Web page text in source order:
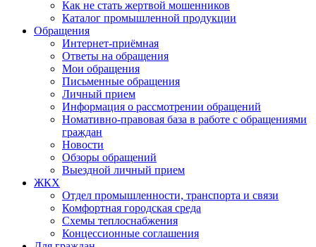
Как не стать жертвой мошенников
Каталог промышленной продукции
Обращения
Интернет-приёмная
Ответы на обращения
Мои обращения
Письменные обращения
Личный прием
Информация о рассмотрении обращений
Номативно-правовая база в работе с обращениями
граждан
Новости
Обзоры обращений
Выездной личный прием
ЖКХ
Отдел промышленности, транспорта и связи
Комфортная городская среда
Схемы теплоснабжения
Концессионные соглашения